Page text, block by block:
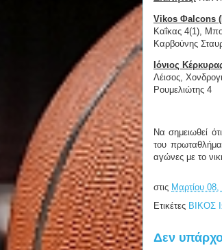
Vikos Φalcons
Καΐκας 4(1),
Καρβούνης
Ιόνιος
Λέισος,
Ρουμελιώτης 4
Να σημειωθεί
του
αγώνες με το
στις Μαρτίου 08,
Ετικέτες ΒΙΚΟΣ
Δεν